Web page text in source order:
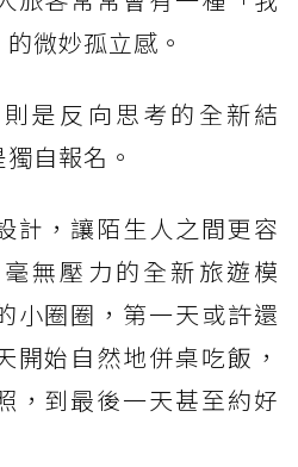
微妙孤立感。
是反向思考的全新結
自報名。
計，讓陌生人之間更容
無壓力的全新旅遊模
小圈圈，第一天或許還
開始自然地併桌吃飯，
，到最後一天甚至約好